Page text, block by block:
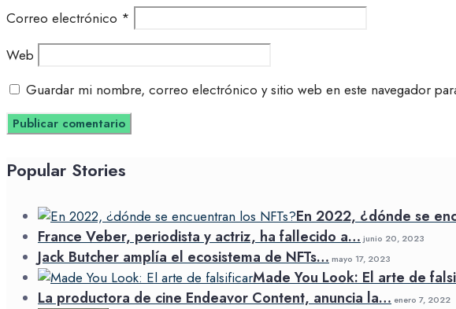
Correo electrónico *
Web
Guardar mi nombre, correo electrónico y sitio web en este navegador
Popular Stories
En 2022, ¿dónde se
France Veber, periodista y actriz, ha fallecido a… junio 20, 2023
Jack Butcher amplía el ecosistema de NFTs… mayo 17, 2023
Made You Look: El arte de
La productora de cine Endeavor Content, anuncia la… enero 7, 2022